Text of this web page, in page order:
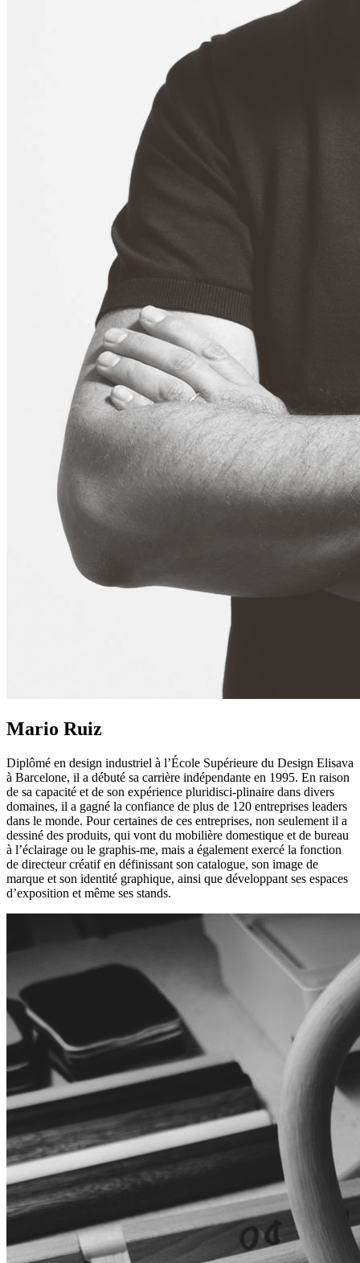
Mario Ruiz
Diplômé en design industriel à l’École Supérieure du Design Elisava
à Barcelone, il a débuté sa carrière indépendante en 1995. En raison
de sa capacité et de son expérience pluridisci-plinaire dans divers
domaines, il a gagné la confiance de plus de 120 entreprises leaders
dans le monde. Pour certaines de ces entreprises, non seulement il a
dessiné des produits, qui vont du mobilière domestique et de bureau
à l’éclairage ou le graphis-me, mais a également exercé la fonction
de directeur créatif en définissant son catalogue, son image de
marque et son identité graphique, ainsi que développant ses espaces
d’exposition et même ses stands.